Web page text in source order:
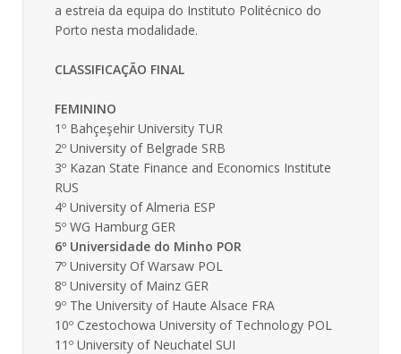
a estreia da equipa do Instituto Politécnico do
Porto nesta modalidade.
CLASSIFICAÇÃO FINAL
FEMININO
1º Bahçeşehir University TUR
2º University of Belgrade SRB
3º Kazan State Finance and Economics Institute
RUS
4º University of Almeria ESP
5º WG Hamburg GER
6º Universidade do Minho POR
7º University Of Warsaw POL
8º University of Mainz GER
9º The University of Haute Alsace FRA
10º Czestochowa University of Technology POL
11º University of Neuchatel SUI